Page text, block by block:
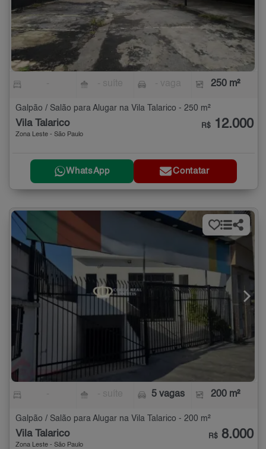
250 m²
Galpão / Salão para Alugar na Vila Talarico - 250 m²
Vila Talarico
Zona Leste - São Paulo
R$ 12.000
WhatsApp Contatar
5 vagas 200 m²
Galpão / Salão para Alugar na Vila Talarico - 200 m²
Vila Talarico
Zona Leste - São Paulo
R$ 8.000